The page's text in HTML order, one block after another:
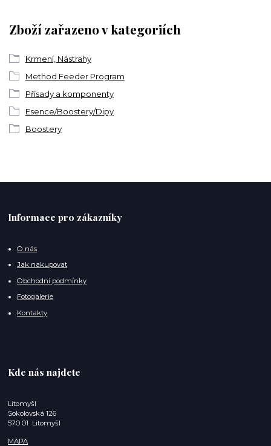
Zboží zařazeno v kategoriích
Krmení, Nástrahy
Method Feeder Program
Přísady a komponenty
Esence/Boostery/Dipy
Boostery
Informace pro zákazníky
O nás
Jak nakupovat
Obchodní podmínky
Fotogalerie
Kontakty
Kde nás najdete
Litomyšl
Sokolovská 126
570 01 Litomyšl
MAPA